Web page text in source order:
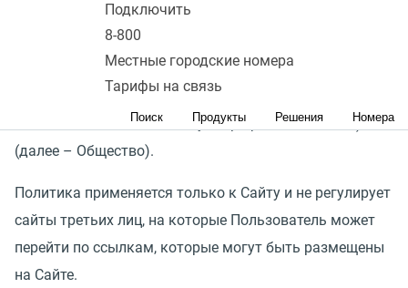
Подключить
8-800
Местные городские номера
Тарифы на связь
Поиск Продукты Решения Номера
Используя Сайт, Вы подтверждаете своё согласие с
настоящей Политикой.
Сайт принадлежит ООО «Манго Телеком» (адрес:
Россия, 117420, г. Москва, ул. Профсоюзная, д. 57)
(далее – Общество).
Политика применяется только к Сайту и не регулирует
сайты третьих лиц, на которые Пользователь может
перейти по ссылкам, которые могут быть размещены
на Сайте.